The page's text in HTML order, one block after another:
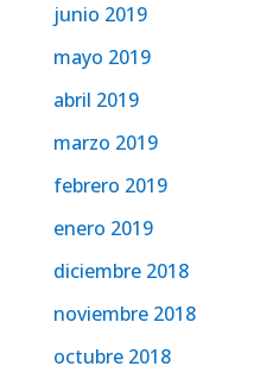
junio 2019
mayo 2019
abril 2019
marzo 2019
febrero 2019
enero 2019
diciembre 2018
noviembre 2018
octubre 2018